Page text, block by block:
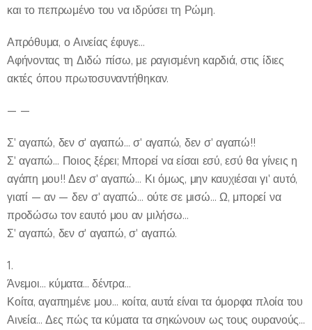
και το πεπρωμένο του να ιδρύσει τη Ρώμη.
Απρόθυμα, ο Αινείας έφυγε…
Αφήνοντας τη Διδώ πίσω, με ραγισμένη καρδιά, στις ίδιες
ακτές όπου πρωτοσυναντήθηκαν.
— —
Σ' αγαπώ, δεν σ' αγαπώ… σ' αγαπώ, δεν σ' αγαπώ!!
Σ' αγαπώ… Ποιος ξέρει; Μπορεί να είσαι εσύ, εσύ θα γίνεις η
αγάπη μου!! Δεν σ' αγαπώ… Κι όμως, μην καυχιέσαι γι' αυτό,
γιατί — αν — δεν σ' αγαπώ… ούτε σε μισώ… Ω, μπορεί να
προδώσω τον εαυτό μου αν μιλήσω…
Σ' αγαπώ, δεν σ' αγαπώ, σ' αγαπώ.
1.
Άνεμοι… κύματα… δέντρα…
Κοίτα, αγαπημένε μου… κοίτα, αυτά είναι τα όμορφα πλοία του
Αινεία… Δες πώς τα κύματα τα σηκώνουν ως τους ουρανούς…